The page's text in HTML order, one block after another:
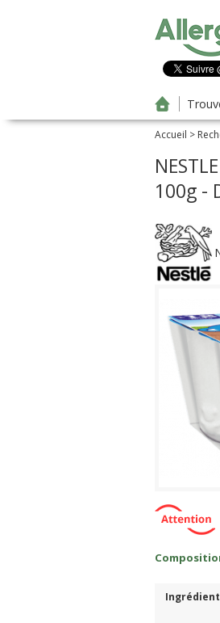
Accueil >
100g -